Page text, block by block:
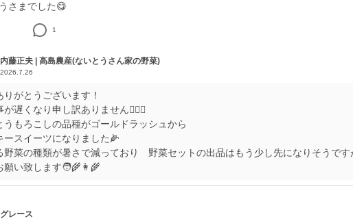
さまでした😋
1
内藤正夫 | 高島農産(ないとうさん家の野菜)
2026.7.26
りがとうございます！
が遅くなり申し訳ありません🙇🏻‍♀️
うもろこしの品種がゴールドラッシュから
ースイーツになりました🌽
野菜の種類が暑さで減っており 野菜セットの出品はもう少し先になりそうで
願い致します🧑‍🌾👩‍🌾
グレース